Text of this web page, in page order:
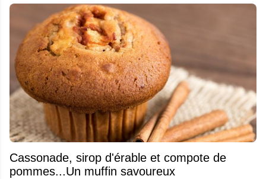
​Cassonade, sirop d'érable et compote de
pommes...Un muffin savoureux